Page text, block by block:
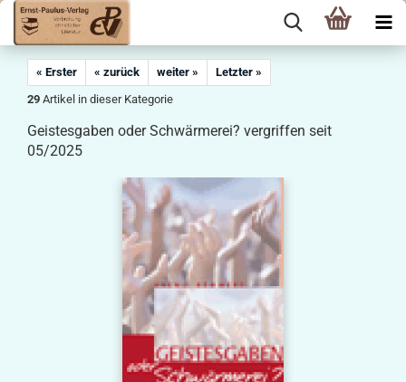
« Erster « zurück weiter »
Letzter »
29 Artikel in dieser Kategorie
Geistesgaben oder Schwärmerei? vergriffen seit
05/2025